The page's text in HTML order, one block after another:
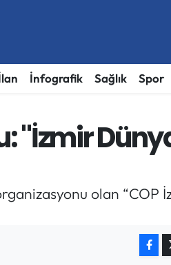
İnfografik Sağlık Spor
"İzmir
olan “COP